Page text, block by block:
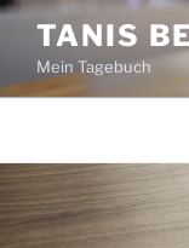
Zum
Inhalt
springen
TANIS
Mein Tagebuch